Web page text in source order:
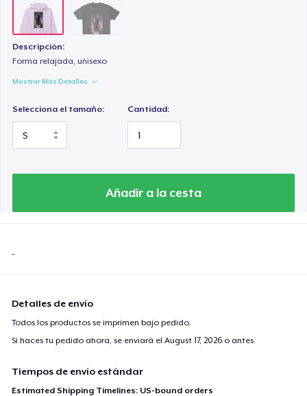
Descripción:
Forma relajada, unisexo
Mostrar Más Detalles
Selecciona el tamaño: Cantidad:
Añadir a la cesta
-
Detalles de envío
Todos los productos se imprimen bajo pedido.
Si haces tu pedido ahora, se enviará elAugust 17, 2026 o antes.
Tiempos de envío estándar
Estimated Shipping Timelines: US-bound orders